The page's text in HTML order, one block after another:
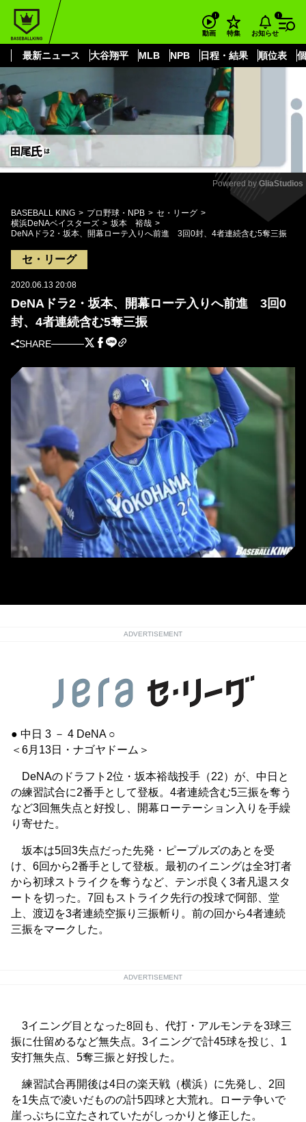
動画 特集 お知らせ
最新ニュース 大谷翔平 MLB NPB 日程・結果 順位表
もっと見る
Mute
Powered by GliaStudios
BASEBALL KING プロ野球・NPB
セ・リーグ
横浜DeNAベイスターズ
坂本 裕哉
DeNAドラ2・坂本、開幕ローテ入りへ前進 3回0封、4者連続含む5奪三振
セ・リーグ
2020.06.13 20:08
DeNAドラ2・坂本、開幕ローテ入りへ前進 3回0
封、4者連続含む5奪三振
SHARE
ADVERTISEMENT
● 中日 3 － 4 DeNA ○
＜6月13日・ナゴヤドーム＞
DeNAのドラフト2位・坂本裕哉投手（22）が、中日と
の練習試合に2番手として登板。4者連続含む5三振を奪う
など3回無失点と好投し、開幕ローテーション入りを手繰
り寄せた。
坂本は5回3失点だった先発・ピープルズのあとを受
け、6回から2番手として登板。最初のイニングは全3打者
から初球ストライクを奪うなど、テンポ良く3者凡退スタ
ートを切った。7回もストライク先行の投球で阿部、堂
上、渡辺を3者連続空振り三振斬り。前の回から4者連続
三振をマークした。
ADVERTISEMENT
3イニング目となった8回も、代打・アルモンテを3球三
振に仕留めるなど無失点。3イニングで計45球を投じ、1
安打無失点、5奪三振と好投した。
練習試合再開後は4日の楽天戦（横浜）に先発し、2回
を1失点で凌いだものの計5四球と大荒れ。ローテ争いで
崖っぷちに立たされていたがしっかりと修正した。